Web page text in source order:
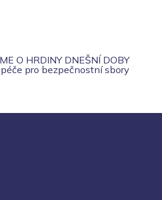
O HRDINY DNEŠNÍ DOBY
pro bezpečnostní sbory